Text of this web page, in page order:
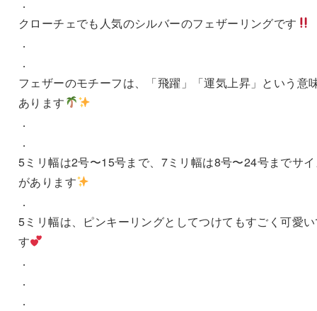
クローチェでも人気のシルバーのフェザーリングです
．
．
フェザーのモチーフは、「飛躍」「運気上昇」という意
あります
．
．
5ミリ幅は2号〜15号まで、7ミリ幅は8号〜24号までサ
があります
．
5ミリ幅は、ピンキーリングとしてつけてもすごく可愛
す
．
．
．